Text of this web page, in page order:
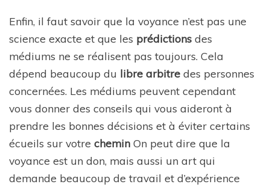
Enfin, il faut savoir que la voyance n’est pas une
science exacte et que les prédictions des
médiums ne se réalisent pas toujours. Cela
dépend beaucoup du libre arbitre des personnes
concernées. Les médiums peuvent cependant
vous donner des conseils qui vous aideront à
prendre les bonnes décisions et à éviter certains
écueils sur votre chemin On peut dire que la
voyance est un don, mais aussi un art qui
demande beaucoup de travail et d’expérience